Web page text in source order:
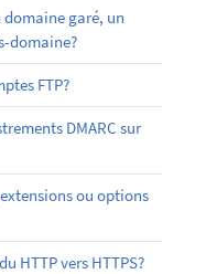
garé, un
domaine?
FTP?
DMARC sur
ou options
HTTP vers HTTPS?